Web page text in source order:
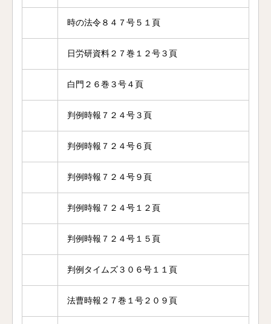
時の法令８４７号５１頁
日労研資料２７巻１２号３頁
白門２６巻３号４頁
判例時報７２４号３頁
判例時報７２４号６頁
判例時報７２４号９頁
判例時報７２４号１２頁
判例時報７２４号１５頁
判例タイムズ３０６号１１頁
法曹時報２７巻１号２０９頁